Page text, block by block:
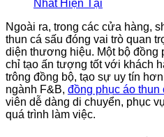
Nhất Hiện Tại
Ngoài ra, trong các cửa hàng,
thun cá sấu đóng vai trò quan
diện thương hiệu. Một bộ đồng
chỉ tạo ấn tượng tốt với khách
trông đồng bộ, tạo sự uy tín
ngành F&B, đồng phục áo thun
viên dễ dàng di chuyển, phục
quá trình làm việc.